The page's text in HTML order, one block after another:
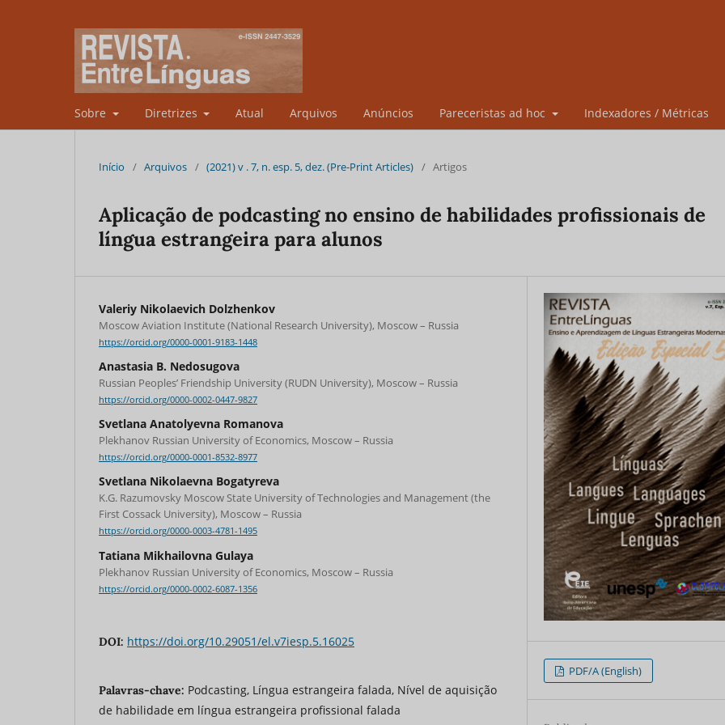
Sobre Diretrizes Atual Arquivos Anúncios Pareceristas ad hoc Indexadores / Métricas
Início / Arquivos / (2021) v . 7, n. esp. 5, dez. (Pre-Print Articles) / Artigos
Aplicação de podcasting no ensino de habilidades profissionais de
língua estrangeira para alunos
Valeriy Nikolaevich Dolzhenkov
Moscow Aviation Institute (National Research University), Moscow – Russia
https://orcid.org/0000-0001-9183-1448
Anastasia B. Nedosugova
Russian Peoples’ Friendship University (RUDN University), Moscow – Russia
https://orcid.org/0000-0002-0447-9827
Svetlana Anatolyevna Romanova
Plekhanov Russian University of Economics, Moscow – Russia
https://orcid.org/0000-0001-8532-8977
Svetlana Nikolaevna Bogatyreva
K.G. Razumovsky Moscow State University of Technologies and Management (the
First Cossack University), Moscow – Russia
https://orcid.org/0000-0003-4781-1495
Tatiana Mikhailovna Gulaya
Plekhanov Russian University of Economics, Moscow – Russia
https://orcid.org/0000-0002-6087-1356
DOI: https://doi.org/10.29051/el.v7iesp.5.16025
Palavras-chave: Podcasting, Língua estrangeira falada, Nível de aquisição
de habilidade em língua estrangeira profissional falada
PDF/A (English)